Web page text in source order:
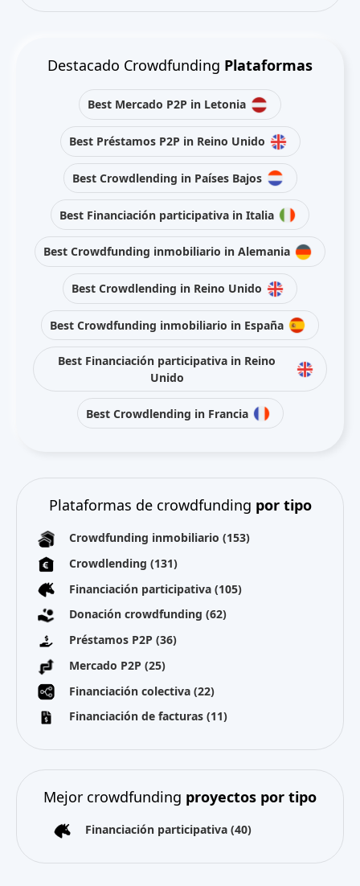
Destacado Crowdfunding Plataformas
Best Mercado P2P in Letonia
Best Préstamos P2P in Reino Unido
Best Crowdlending in Países Bajos
Best Financiación participativa in Italia
Best Crowdfunding inmobiliario in Alemania
Best Crowdlending in Reino Unido
Best Crowdfunding inmobiliario in España
Best Financiación participativa in Reino
Unido
Best Crowdlending in Francia
Plataformas de crowdfunding por tipo
Crowdfunding inmobiliario (153)
Crowdlending (131)
Financiación participativa (105)
Donación crowdfunding (62)
Préstamos P2P (36)
Mercado P2P (25)
Financiación colectiva (22)
Financiación de facturas (11)
Mejor crowdfunding proyectos por tipo
Financiación participativa (40)